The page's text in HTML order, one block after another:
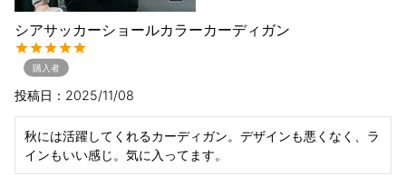
シアサッカーショールカラーカーディガン
購入者
投稿日 2025/11/08
秋には活躍してくれるカーディガン。デザインも悪くなく、ラ
インもいい感じ。気に入ってます。